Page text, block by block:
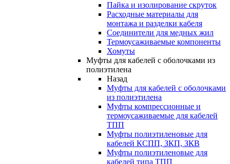
Пайка и изолирование скруток
Расходные материалы для
монтажа и разделки кабеля
Соединители для медных жил
Термоусаживаемые компоненты
Хомуты
Муфты для кабелей с оболочками из
полиэтилена
Назад
Муфты для кабелей с оболочками
из полиэтилена
Муфты компрессионные и
термоусаживаемые для кабелей
ТПП
Муфты полиэтиленовые для
кабелей КСПП, ЗКП, ЗКВ
Муфты полиэтиленовые для
кабелей типа ТПП